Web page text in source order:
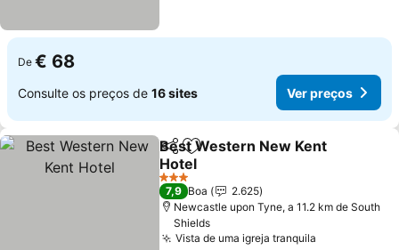
De € 68
Consulte os preços de 16 sites Ver preços
PartilharAdicionar aos favoritos
Best Western New Kent
Hotel
Ver preços
3 Estrelas
7,9 Boa
2.625
Newcastle upon Tyne, a 11.2 km de South
Shields
Vista de uma igreja tranquila